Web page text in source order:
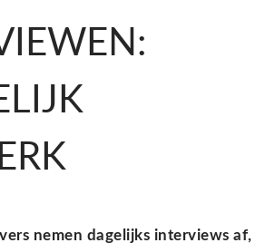
nemen dagelijks interviews af,